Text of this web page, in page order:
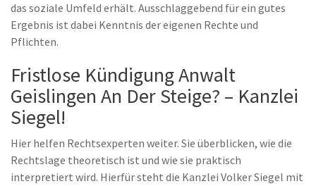
das soziale Umfeld erhält. Ausschlaggebend für ein gutes
Ergebnis ist dabei Kenntnis der eigenen Rechte und
Pflichten.
Fristlose Kündigung Anwalt
Geislingen An Der Steige? – Kanzlei
Siegel!
Hier helfen Rechtsexperten weiter. Sie überblicken, wie die
Rechtslage theoretisch ist und wie sie praktisch
interpretiert wird. Hierfür steht die Kanzlei Volker Siegel mit